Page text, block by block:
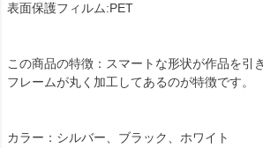
表面保護フィルム:PET
この商品の特徴：スマートな形状が作品を引
フレームが丸く加工してあるのが特徴です。
カラー：シルバー、ブラック、ホワイト